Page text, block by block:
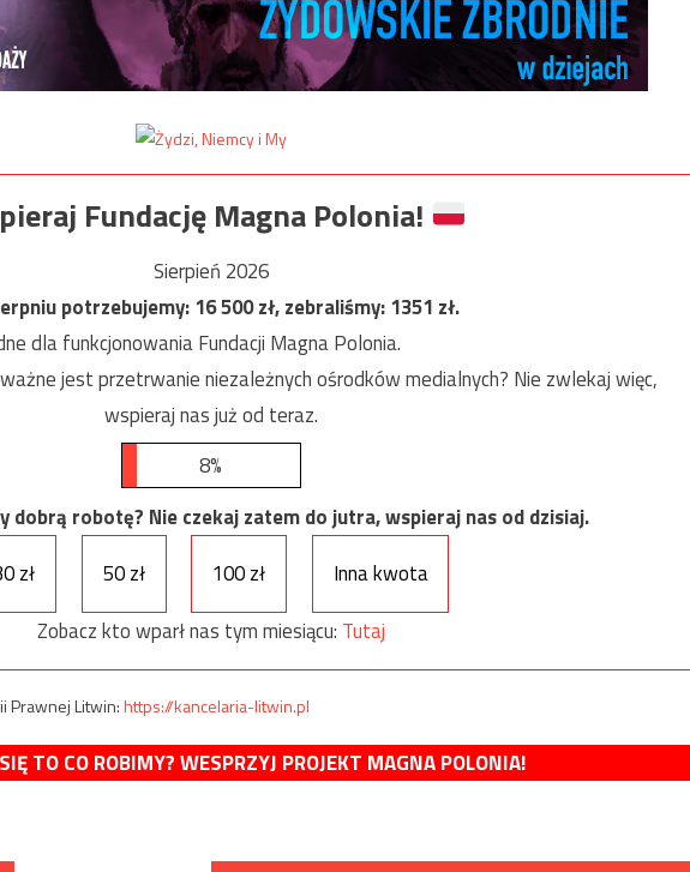
Fundację Magna Polonia!
Sierpień 2026
potrzebujemy:16 500zł, zebraliśmy:1351 zł.
dla funkcjonowania Fundacji Magna Polonia.
jest przetrwanie niezależnych ośrodków medialnych? Nie zwlekaj więc,
wspieraj nas już od teraz.
8%
dobrą robotę? Nie czekaj zatem do jutra, wspieraj nas od dzisiaj.
zł
50 zł 100 zł
Inna kwota
Zobacz kto wparł nas tym miesiącu: Tutaj
Prawnej Litwin:https://kancelaria-litwin.pl
TO CO ROBIMY? WESPRZYJ PROJEKT MAGNA POLONIA!